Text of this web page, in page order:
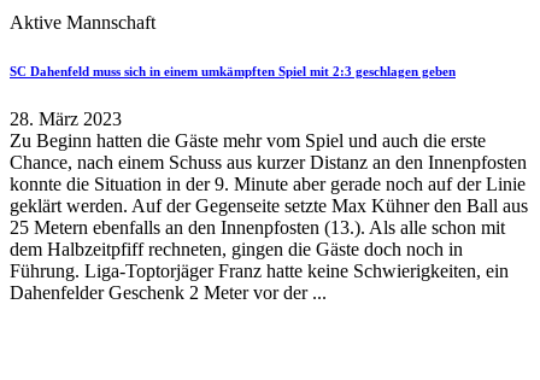
Aktive Mannschaft
SC Dahenfeld muss sich in einem umkämpften Spiel mit 2:3 geschlagen geben
28. März 2023
Zu Beginn hatten die Gäste mehr vom Spiel und auch die erste
Chance, nach einem Schuss aus kurzer Distanz an den Innenpfosten
konnte die Situation in der 9. Minute aber gerade noch auf der Linie
geklärt werden. Auf der Gegenseite setzte Max Kühner den Ball aus
25 Metern ebenfalls an den Innenpfosten (13.). Als alle schon mit
dem Halbzeitpfiff rechneten, gingen die Gäste doch noch in
Führung. Liga-Toptorjäger Franz hatte keine Schwierigkeiten, ein
Dahenfelder Geschenk 2 Meter vor der ...